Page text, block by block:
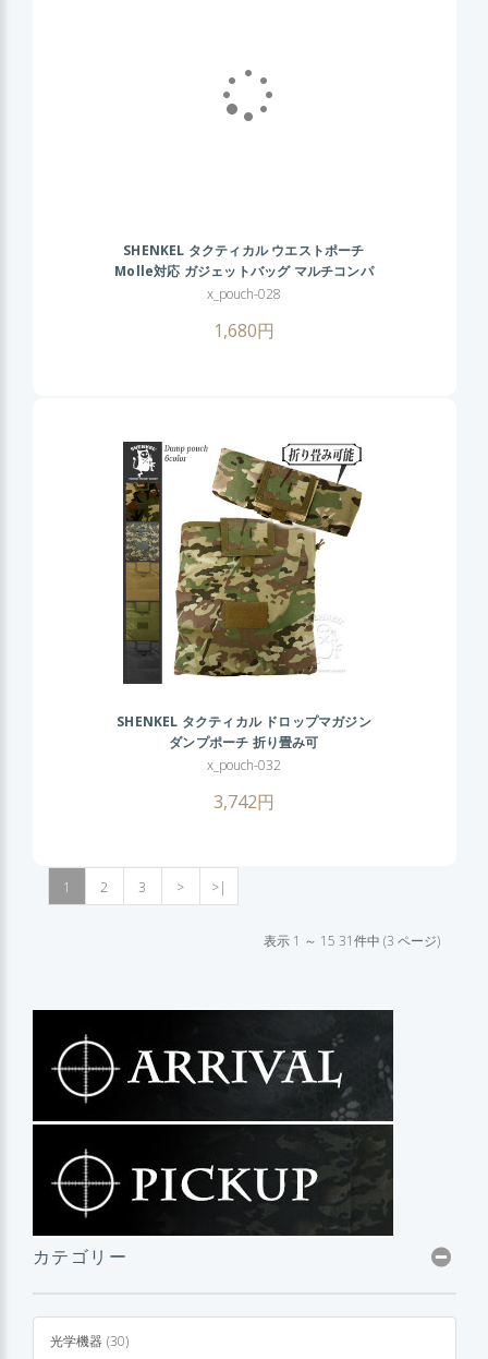
SHENKEL タクティカル ウエストポーチ
Molle対応 ガジェットバッグ マルチコンパ
クト 電話ホルスター スマホホルダー
x_pouch-028
1,680円
SHENKEL タクティカル ドロップマガジン
ダンプポーチ 折り畳み可
(BK/OD/TAN/MC/WL/ ACU) 幅広ベルト
x_pouch-032
3,742円
1 2 3 > >|
表示 1 ～ 15 31件中 (3 ページ)
カテゴリー
光学機器 (30)